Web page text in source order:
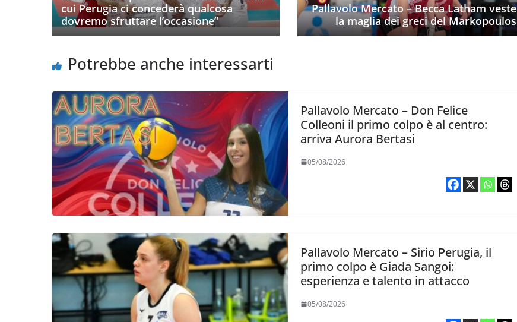
cui Perugia ci concederà qualcosa
dovremo sfruttare l’occasione”
Pallavolo Mercato – Becca Latham veste
la maglia dei greci del Markopoulos
Potrebbe anche interessarti
Pallavolo Mercato – Don Felice
Colleoni il primo colpo è al centro:
arriva Aurora Bertasi
05/08/2026
Pallavolo Mercato – Sirio Perugia, il
primo colpo è Giada Sangoi:
esperienza e talento in attacco
05/08/2026